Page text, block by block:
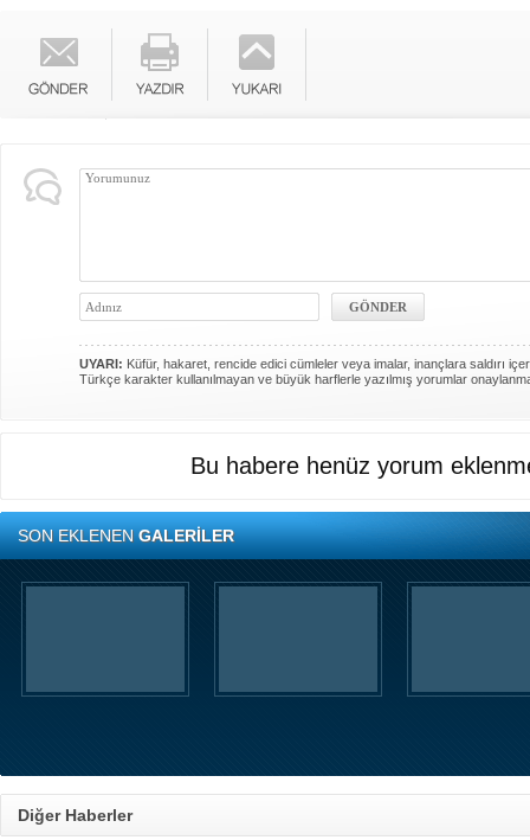
UYARI: Küfür, hakaret, rencide edici cümleler veya imalar, inançlara saldırı
Türkçe karakter kullanılmayan ve büyük harflerle yazılmış yorumlar
Bu habere henüz yorum
SON EKLENENGALERİLER
Diğer Haberler